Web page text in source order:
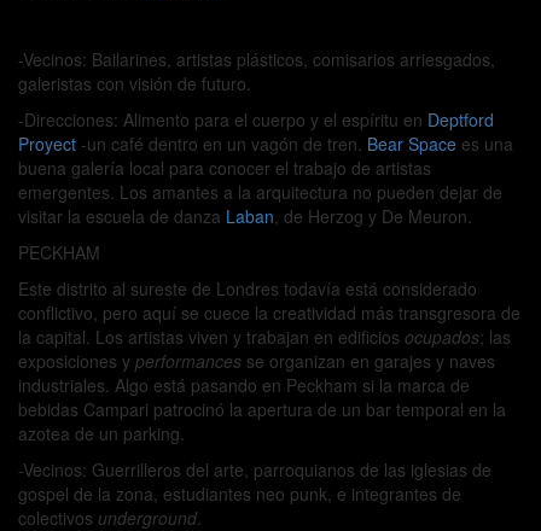
-Vecinos: Bailarines, artistas plásticos, comisarios arriesgados,
galeristas con visión de futuro.
-Direcciones: Alimento para el cuerpo y el espíritu en Deptford
Proyect -un café dentro en un vagón de tren. Bear Space es una
buena galería local para conocer el trabajo de artistas
emergentes. Los amantes a la arquitectura no pueden dejar de
visitar la escuela de danza Laban , de Herzog y De Meuron.
PECKHAM
Este distrito al sureste de Londres todavía está considerado
conflictivo, pero aquí se cuece la creatividad más transgresora de
la capital. Los artistas viven y trabajan en edificios ocupados; las
exposiciones y performances se organizan en garajes y naves
industriales. Algo está pasando en Peckham si la marca de
bebidas Campari patrocinó la apertura de un bar temporal en la
azotea de un parking.
-Vecinos: Guerrilleros del arte, parroquianos de las iglesias de
gospel de la zona, estudiantes neo punk, e integrantes de
colectivos underground